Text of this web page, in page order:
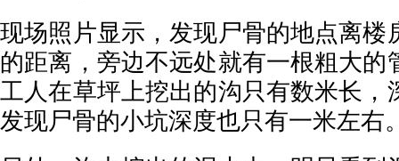
现场照片显示，发现尸骨的地点离楼
的距离，旁边不远处就有一根粗大的
工人在草坪上挖出的沟只有数米长，
发现尸骨的小坑深度也只有一米左右